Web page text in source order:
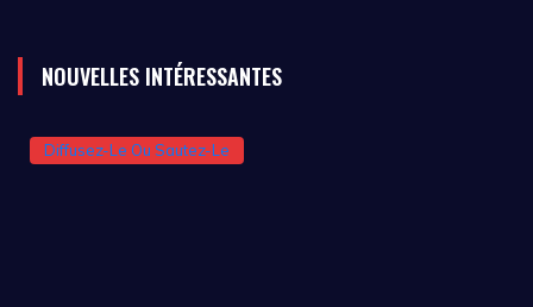
NOUVELLES INTÉRESSANTES
Diffusez-Le Ou Sautez-Le